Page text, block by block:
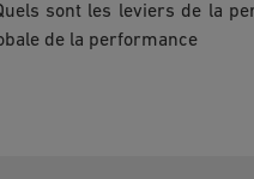
sont les leviers de la
de la performance